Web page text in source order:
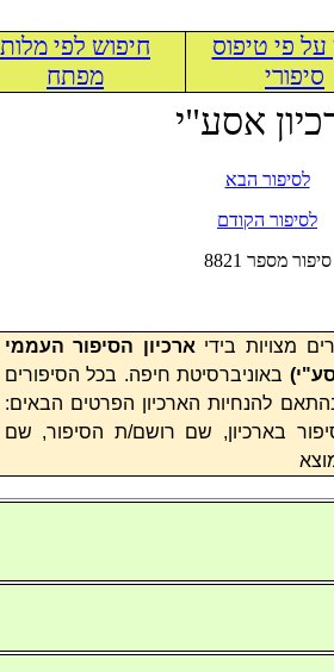
על פי טיפוס
סיפורי
חיפוש לפי מלות
מפתח
אסע"י
לסיפור הבא
לסיפור הקודם
8821 סיפור מספר
מצויות בידי ארכיון הסיפור העממי
) באוניברסיטת חיפה. בכל הסיפורים
להנחיות הארכיון הפרטים הבאים:
בארכיון, שם רושם/ת הסיפור, שם